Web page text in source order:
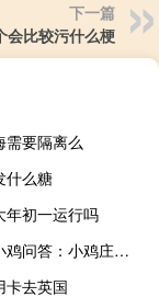
下一篇
会比较污什么梗
需要隔离么
什么糖
年初一运行吗
蚂蚁庄园小鸡问答：小鸡庄园今天答案7.19
卡去英国